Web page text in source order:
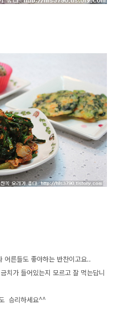
어른들도 좋아하는 반찬이고요..
치가 들어있는지 모르고 잘 먹는답니
승리하세요^^